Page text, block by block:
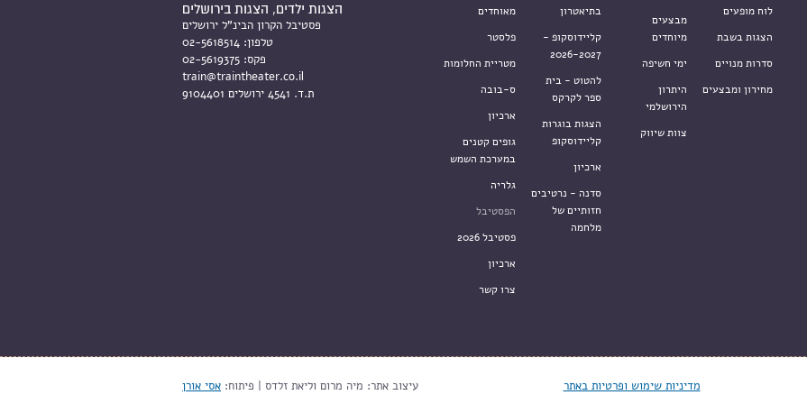
לוח מופעים
הצגות בשבת
סדרות מנויים
מחירון ומבצעים
מבצעים
מיוחדים
ימי חשיפה
היתרון
הירושלמי
צוות שיווק
בתיאטרון
קליידוסקופ -
2026-2027
להטוט - בית
ספר לקרקס
הצגות בוגרות
קליידוסקופ
ארכיון
סדנה - נרטיבים
חזותיים של
מלחמה
מאוחדים
פלסטר
מטריית החלומות
ס-בובה
ארכיון
גופים קטנים
במערכת השמש
גלריה
הפסטיבל
פסטיבל 2026
ארכיון
צרו קשר
הצגות ילדים, הצגות בירושלים
פסטיבל הקרון הבינ"ל ירושלים
טלפון:
פקס:
train@traintheater.co.il
ת.ד. 4541 ירושלים 9104401
מדיניות שימוש ופרטיות באתר עיצוב אתר: מיה מרום וליאת זלדס | פיתוח: אסי אורן